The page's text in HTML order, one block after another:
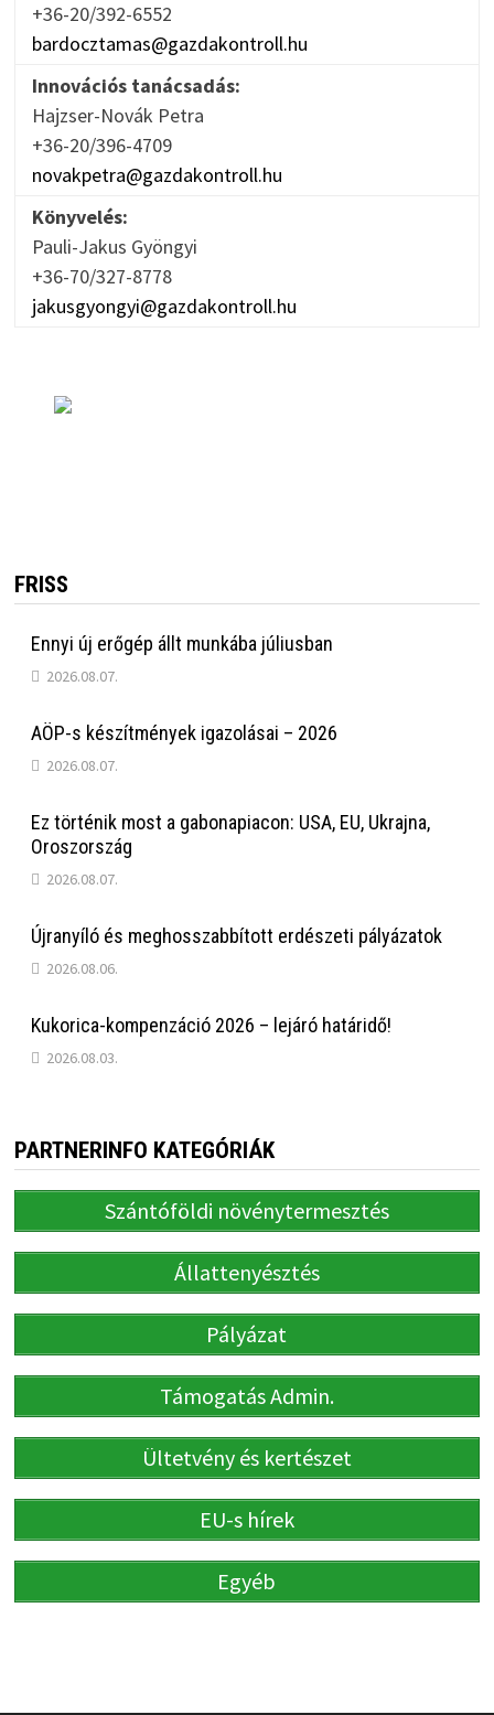
+36-20/392-6552
bardocztamas@gazdakontroll.hu
Innovációs tanácsadás:
Hajzser-Novák Petra
+36-20/396-4709
novakpetra@gazdakontroll.hu
Könyvelés:
Pauli-Jakus Gyöngyi
+36-70/327-8778
jakusgyongyi@gazdakontroll.hu
FRISS
Ennyi új erőgép állt munkába júliusban
2026.08.07.
AÖP-s készítmények igazolásai – 2026
2026.08.07.
Ez történik most a gabonapiacon: USA, EU, Ukrajna,
Oroszország
2026.08.07.
Újranyíló és meghosszabbított erdészeti pályázatok
2026.08.06.
Kukorica-kompenzáció 2026 – lejáró határidő!
2026.08.03.
PARTNERINFO KATEGÓRIÁK
Szántóföldi növénytermesztés
Állattenyésztés
Pályázat
Támogatás Admin.
Ültetvény és kertészet
EU-s hírek
Egyéb